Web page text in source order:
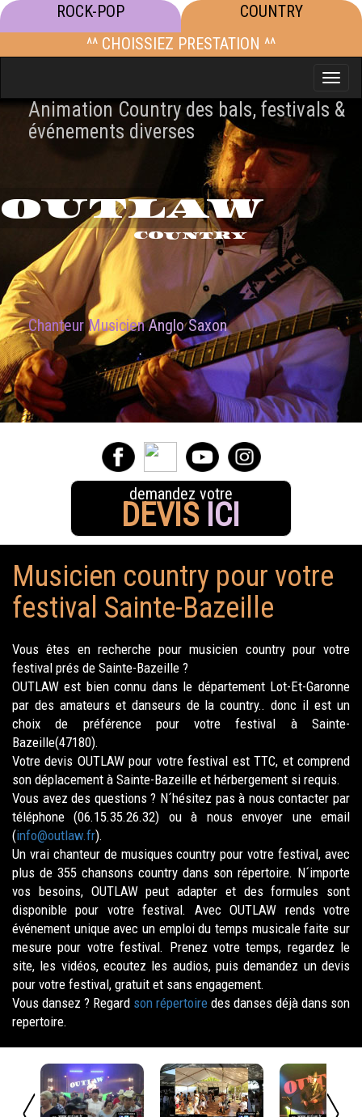
ROCK-POP
COUNTRY
^^ CHOISSIEZ PRESTATION ^^
Toggle
Animation Country des bals, festivals &
événements diverses
OUTLAW
COUNTRY
Chanteur MusicienAnglo Saxon
demandez votre
DEVIS ICI
Musicien country pour votre
festival Sainte-Bazeille
Vous êtes en recherche pour musicien country pour votre
festival prés de Sainte-Bazeille ?
OUTLAW est bien connu dans le département Lot-Et-Garonne
par des amateurs et danseurs de la country.. donc il est un
choix de préférence pour votre festival à Sainte-
Bazeille(47180).
Votre devis OUTLAW pour votre festival est TTC, et comprend
son déplacement à Sainte-Bazeille et hérbergement si requis.
Vous avez des questions ? N´hésitez pas à nous contacter par
téléphone (06.15.35.26.32) ou à nous envoyer une email
(info@outlaw.fr).
Un vrai chanteur de musiques country pour votre festival, avec
plus de 355 chansons country dans son répertoire. N´importe
vos besoins, OUTLAW peut adapter et des formules sont
disponible pour votre festival. Avec OUTLAW rends votre
événement unique avec un emploi du temps musicale faite sur
mesure pour votre festival. Prenez votre temps, regardez le
site, les vidéos, ecoutez les audios, puis demandez un devis
pour votre festival, gratuit et sans engagement.
Vous dansez ? Regard son répertoire des danses déjà dans son
repertoire.